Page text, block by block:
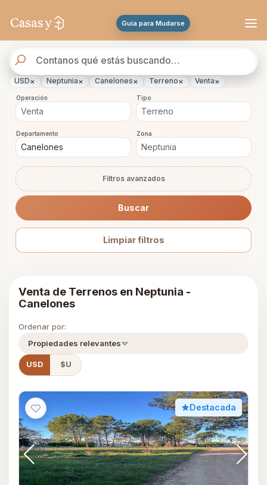
Guia para Mudarse
de
propiedades
USD× Neptunia× Canelones× Terreno× Venta×
Operación Tipo
Departamento Zona
Filtros avanzados
Buscar
Limpiar filtros
Venta de Terrenos en Neptunia -
Canelones
Ordenar por:
Propiedades relevantes
USD $U
Destacada